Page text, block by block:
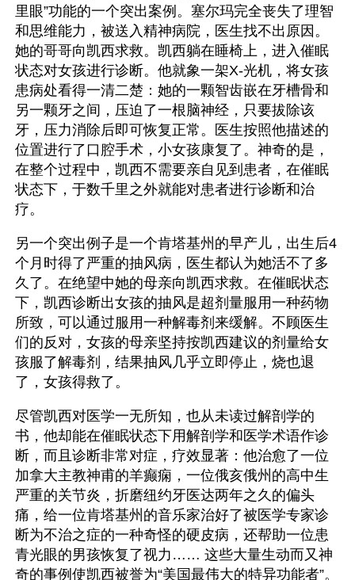
里眼”功能的一个突出案例。塞尔玛完全丧失了理智
和思维能力，被送入精神病院，医生找不出原因。
她的哥哥向凯西求救。凯西躺在睡椅上，进入催眠
状态对女孩进行诊断。他就象一架X-光机，将女孩
患病处看得一清二楚：她的一颗智齿嵌在牙槽骨和
另一颗牙之间，压迫了一根脑神经，只要拔除该
牙，压力消除后即可恢复正常。医生按照他描述的
位置进行了口腔手术，小女孩康复了。神奇的是，
在整个过程中，凯西不需要亲自见到患者，在催眠
状态下，于数千里之外就能对患者进行诊断和治
疗。
另一个突出例子是一个肯塔基州的早产儿，出生后4
个月时得了严重的抽风病，医生都认为她活不了多
久了。在绝望中她的母亲向凯西求救。在催眠状态
下，凯西诊断出女孩的抽风是超剂量服用一种药物
所致，可以通过服用一种解毒剂来缓解。不顾医生
们的反对，女孩的母亲坚持按凯西建议的剂量给女
孩服了解毒剂，结果抽风几乎立即停止，烧也退
了，女孩得救了。
尽管凯西对医学一无所知，也从未读过解剖学的
书，他却能在催眠状态下用解剖学和医学术语作诊
断，而且诊断非常对症，疗效显著：他治愈了一位
加拿大主教神甫的羊癫痫，一位俄亥俄州的高中生
严重的关节炎，折磨纽约牙医达两年之久的偏头
痛，给一位肯塔基州的音乐家治好了被医学专家诊
断为不治之症的一种奇怪的硬皮病，还帮助一位患
青光眼的男孩恢复了视力…… 这些大量生动而又神
奇的事例使凯西被誉为“美国最伟大的特异功能者”。